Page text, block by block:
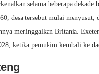
selama beberapa dekade
desa tersebut mulai menyusut,
meninggalkan Britania.
ketika pemukim kembali ke